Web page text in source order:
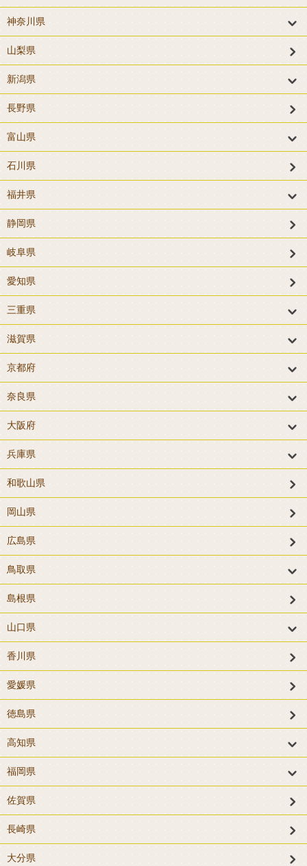
神奈川県
山梨県
新潟県
長野県
富山県
石川県
福井県
静岡県
岐阜県
愛知県
三重県
滋賀県
京都府
奈良県
大阪府
兵庫県
和歌山県
岡山県
広島県
鳥取県
島根県
山口県
香川県
愛媛県
徳島県
高知県
福岡県
佐賀県
長崎県
大分県